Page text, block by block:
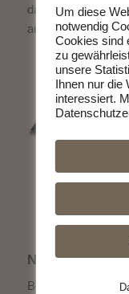
das geht.
aus der Region.
NEWSLETTER
Bleiben Sie immer
Um diese
notwendig
Cookies sind
zu
unsere
Ihnen nur die
interessiert.